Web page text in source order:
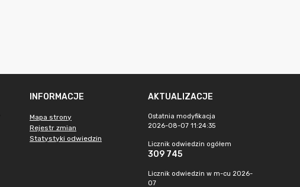
INFORMACJE
Mapa strony
Rejestr zmian
Statystyki odwiedzin
AKTUALIZACJE
Ostatnia modyfikacja
2026-08-07 11:24:35
Licznik odwiedzin ogółem
309 745
Licznik odwiedzin w m-cu 2026-
07